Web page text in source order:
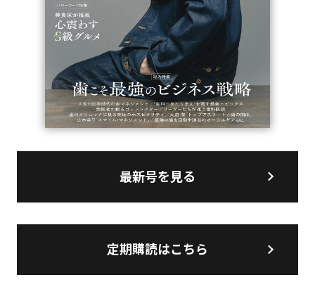
最新号を見る
定期購読はこちら